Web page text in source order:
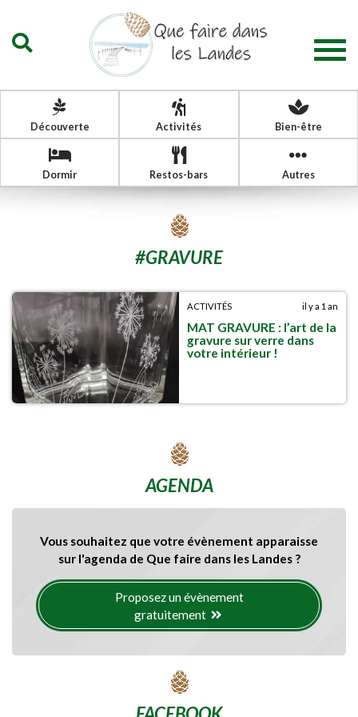
Découverte Activités Bien-être
Dormir Restos-bars Autres
#GRAVURE
ACTIVITÉS il y a 1 an
MAT GRAVURE : l’art de la
gravure sur verre dans
votre intérieur !
AGENDA
Vous souhaitez que votre évènement apparaisse
sur l'agenda de Que faire dans les Landes ?
Proposez un évènement
gratuitement